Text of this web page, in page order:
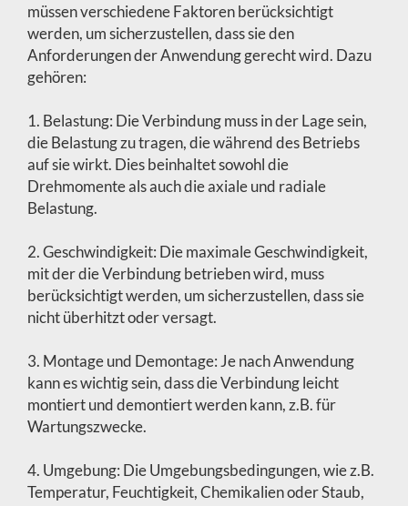
müssen verschiedene Faktoren berücksichtigt
werden, um sicherzustellen, dass sie den
Anforderungen der Anwendung gerecht wird. Dazu
gehören:
1. Belastung: Die Verbindung muss in der Lage sein,
die Belastung zu tragen, die während des Betriebs
auf sie wirkt. Dies beinhaltet sowohl die
Drehmomente als auch die axiale und radiale
Belastung.
2. Geschwindigkeit: Die maximale Geschwindigkeit,
mit der die Verbindung betrieben wird, muss
berücksichtigt werden, um sicherzustellen, dass sie
nicht überhitzt oder versagt.
3. Montage und Demontage: Je nach Anwendung
kann es wichtig sein, dass die Verbindung leicht
montiert und demontiert werden kann, z.B. für
Wartungszwecke.
4. Umgebung: Die Umgebungsbedingungen, wie z.B.
Temperatur, Feuchtigkeit, Chemikalien oder Staub,